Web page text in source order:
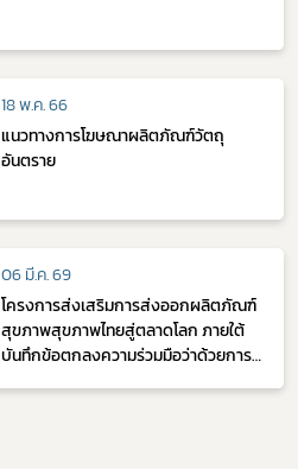
18 พ.ค. 66
แนวทางการโฆษณาผลิตภัณฑ์วัตถุ
อันตราย
06 มี.ค. 69
โครงการส่งเสริมการส่งออกผลิตภัณฑ์
สุขภาพสุขภาพไทยสู่ตลาดโลก ภายใต้
บันทึกข้อตกลงความร่วมมือว่าด้วยการ